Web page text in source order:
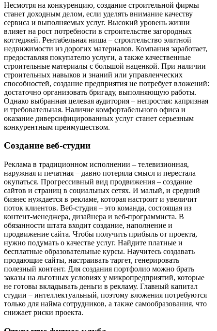
Несмотря на конкуренцию, создание строительной фирмы
станет доходным делом, если уделять внимание качеству
сервиса и выполняемых услуг. Высокий уровень жизни
влияет на рост потребности в строительстве загородных
коттеджей. Рентабельная ниша – строительство элитной
недвижимости из дорогих материалов. Компания заработает,
предоставляя покупателю услуги, а также качественные
строительные материалы с большой наценкой. При наличии
строительных навыков и знаний или управленческих
способностей, создание предприятия не потребует вложений:
достаточно организовать бригаду, выполняющую работы.
Однако выбранная целевая аудитория – непростая: капризная
и требовательная. Наличие комфортабельного офиса и
оказание диверсифицированных услуг станет серьезным
конкурентным преимуществом.
Создание веб-студии
Реклама в традиционном исполнении – телевизионная,
наружная и печатная – давно потеряла смысл и перестала
окупаться. Прогрессивный вид продвижения – создание
сайтов и страниц в социальных сетях. И малый, и средний
бизнес нуждается в рекламе, которая настроит и увеличит
поток клиентов. Веб-студия – это команда, состоящая из
контент-менеджера, дизайнера и веб-программиста. В
обязанности штата входит создание, наполнение и
продвижение сайта. Чтобы получить прибыль от проекта,
нужно подумать о качестве услуг. Найдите платные и
бесплатные образовательные курсы. Научитесь создавать
продающие сайты, настраивать таргет, генерировать
полезный контент. Для создания портфолио можно брать
заказы на льготных условиях у микропредприятий, которые
не готовы вкладывать деньги в рекламу. Главный капитал
студии – интеллектуальный, поэтому вложения потребуются
только для найма сотрудников, а также самообразования, что
снижает риски проекта.